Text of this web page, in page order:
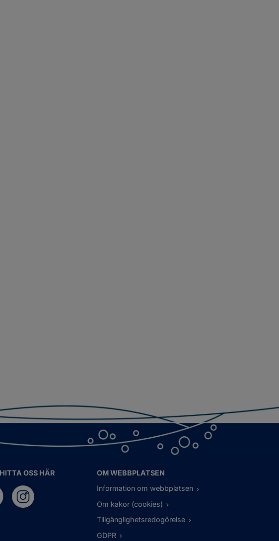
OSS HÄR
OM WEBBPLATSEN
Information om webbplatsen
Om kakor (cookies)
Tillgänglighetsredogörelse
GDPR